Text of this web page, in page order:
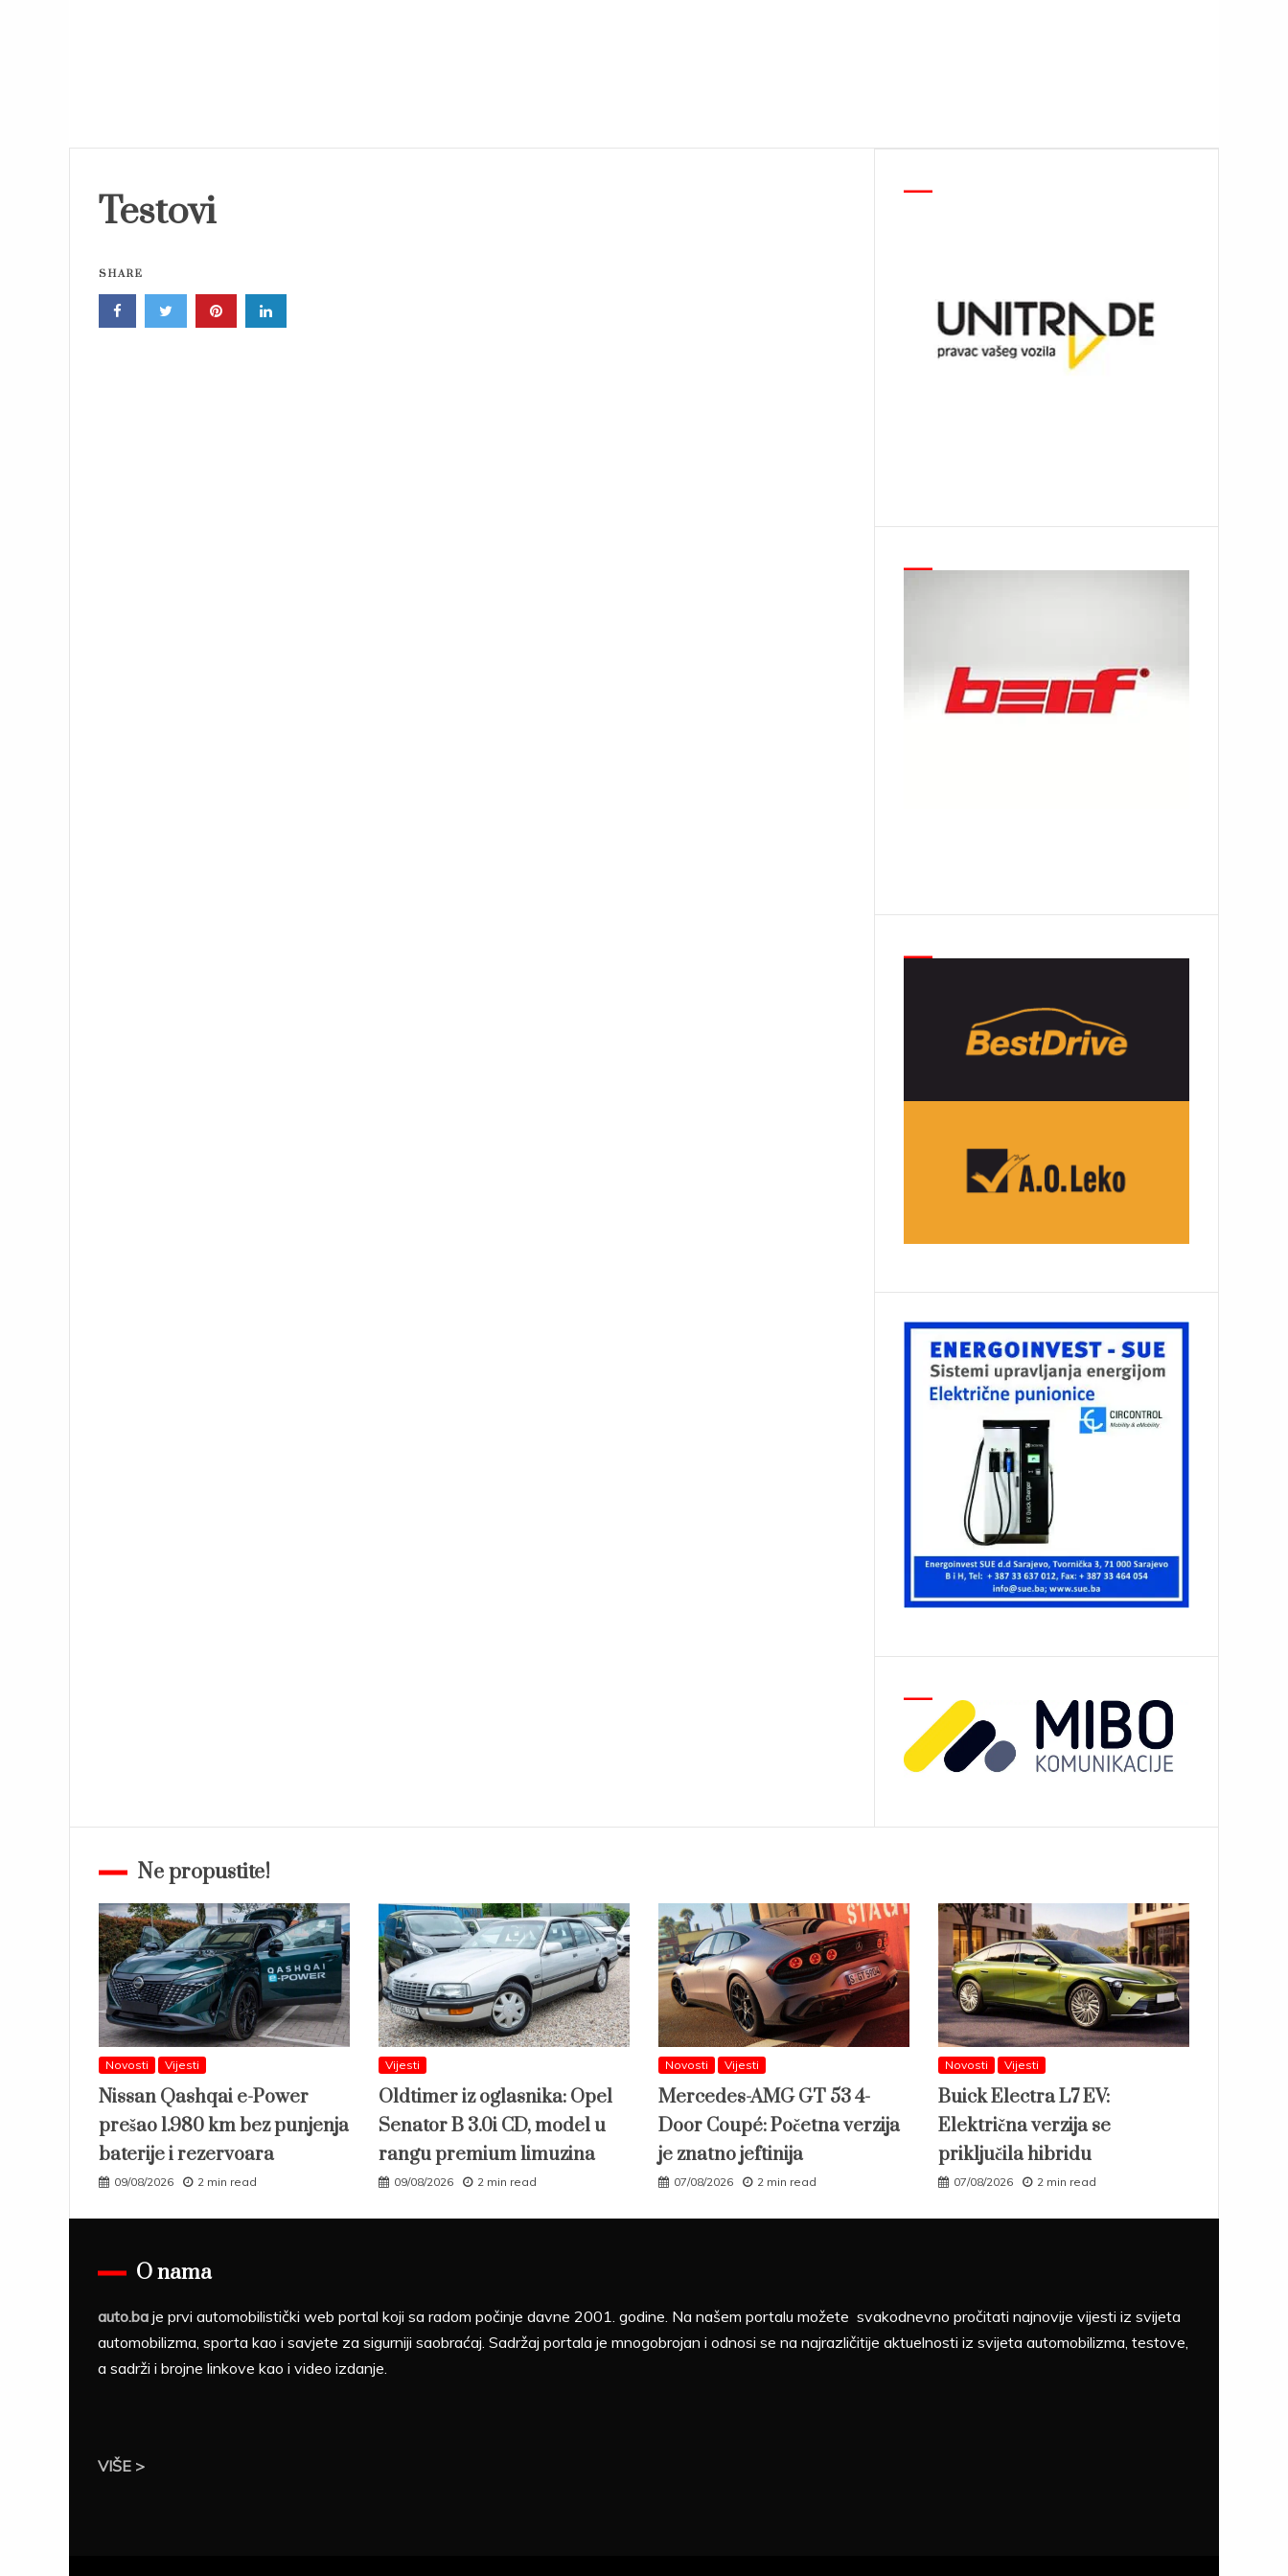
Testovi
SHARE
Ne propustite!
Novosti Vijesti
Nissan Qashqai e-Power
prešao 1.980 km bez punjenja
baterije i rezervoara
09/08/2026 2 min read
Vijesti
Oldtimer iz oglasnika: Opel
Senator B 3.0i CD, model u
rangu premium limuzina
09/08/2026 2 min read
Novosti Vijesti
Mercedes-AMG GT 53 4-
Door Coupé: Početna verzija
je znatno jeftinija
07/08/2026 2 min read
Novosti Vijesti
Buick Electra L7 EV:
Električna verzija se
priključila hibridu
07/08/2026 2 min read
O nama
auto.ba je prvi automobilistički web portal koji sa radom počinje davne 2001. godine. Na našem portalu možete svakodnevno pročitati najnovije vijesti iz svijeta
automobilizma, sporta kao i savjete za sigurniji saobraćaj. Sadržaj portala je mnogobrojan i odnosi se na najrazličitije aktuelnosti iz svijeta automobilizma, testove,
a sadrži i brojne linkove kao i video izdanje.
VIŠE >